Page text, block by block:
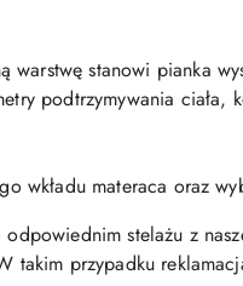
warstwę stanowi pianka
podtrzymywania
wkładu materaca oraz
stelażu z
takim przypadku